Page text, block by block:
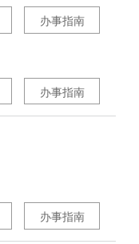
办事指南
办事指南
办事指南